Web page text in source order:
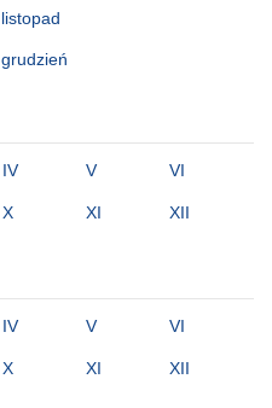
listopad
grudzień
IV V VI
X XI XII
IV V VI
X XI XII